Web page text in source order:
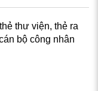
thư viện, thẻ ra
bộ công nhân